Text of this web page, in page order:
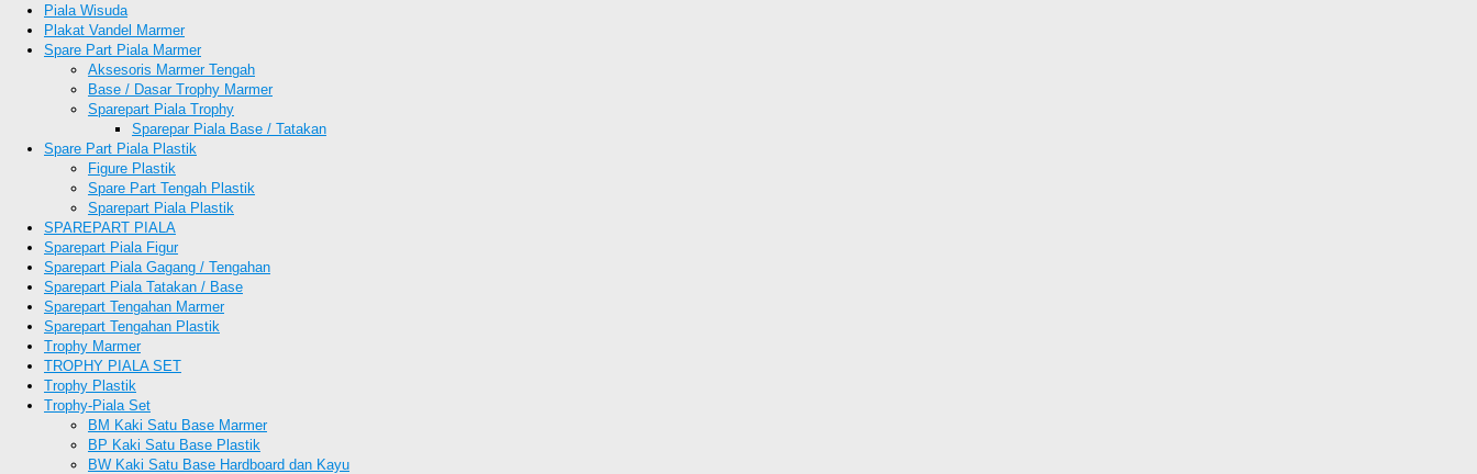
Piala Wisuda
Plakat Vandel Marmer
Spare Part Piala Marmer
Aksesoris Marmer Tengah
Base / Dasar Trophy Marmer
Sparepart Piala Trophy
Sparepar Piala Base / Tatakan
Spare Part Piala Plastik
Figure Plastik
Spare Part Tengah Plastik
Sparepart Piala Plastik
SPAREPART PIALA
Sparepart Piala Figur
Sparepart Piala Gagang / Tengahan
Sparepart Piala Tatakan / Base
Sparepart Tengahan Marmer
Sparepart Tengahan Plastik
Trophy Marmer
TROPHY PIALA SET
Trophy Plastik
Trophy-Piala Set
BM Kaki Satu Base Marmer
BP Kaki Satu Base Plastik
BW Kaki Satu Base Hardboard dan Kayu